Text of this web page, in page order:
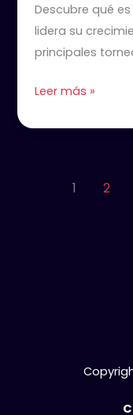
Descubre qué
lidera su
principales
qué
está
revolucionando
hispanohablante
Leer más »
1 2